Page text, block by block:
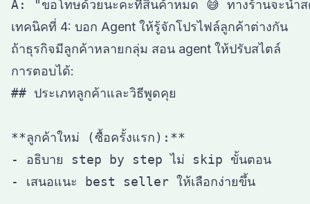
เทคนิคที่ 4: บอก Agent ให้รู้จักโปรไฟล์ลูกค้าต่างกัน
ถ้าธุรกิจมีลูกค้าหลายกลุ่ม สอน agent ให้ปรับสไตล์
การตอบได้:
## ประเภทลูกค้าและวิธีพูดคุย
**ลูกค้าใหม่ (ซื้อครั้งแรก):**
- อธิบาย step by step ไม่ skip ขั้นตอน
- เสนอแนะ best seller ให้เลือกง่ายขึ้น